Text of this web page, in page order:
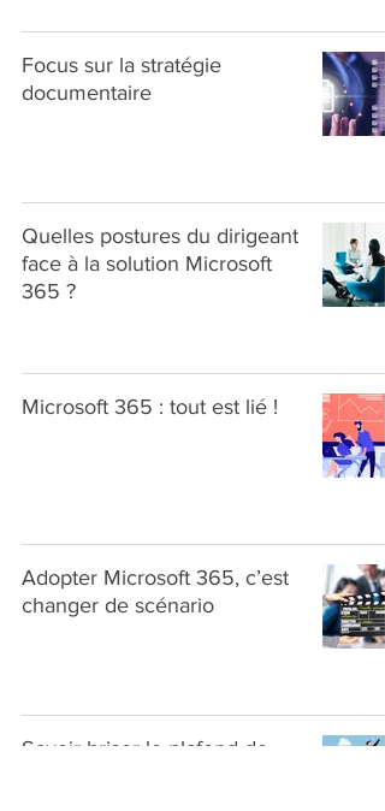
Focus sur la stratégie
documentaire
Quelles postures du dirigeant
face à la solution Microsoft
365 ?
Microsoft 365 : tout est lié !
Adopter Microsoft 365, c’est
changer de scénario
Savoir briser le plafond de